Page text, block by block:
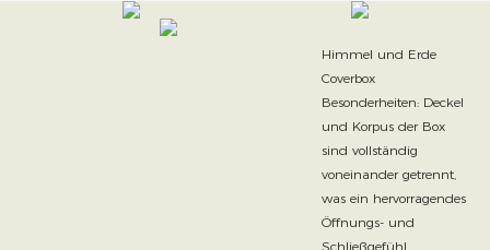
Himmel und Erde
Coverbox
Besonderheiten: Deckel
und Korpus der Box
sind vollständig
voneinander getrennt,
was ein hervorragendes
Öffnungs- und
Schließgefühl